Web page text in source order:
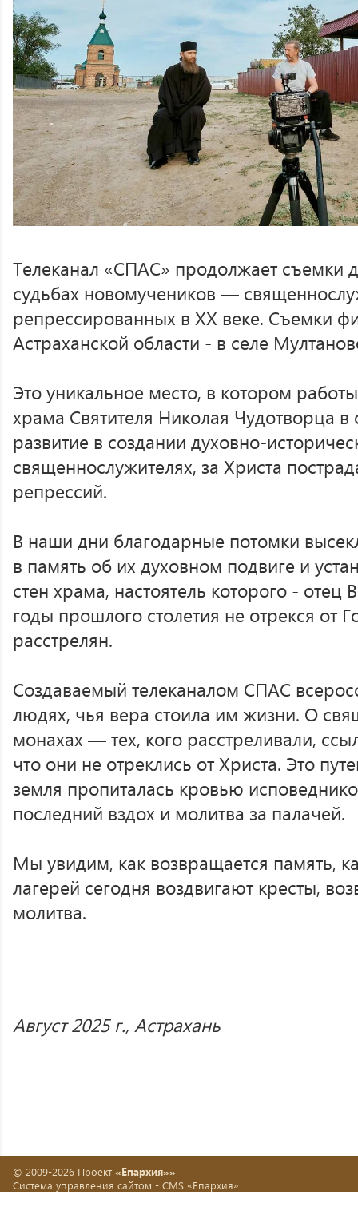
Телеканал «СПАС» продолжает съемки
судьбах новомучеников —
репрессированных в XX веке. Съемки
Астраханской области - в селе
Это уникальное место, в котором
храма Святителя Николая Чудотворца
развитие в создании духовно-
священнослужителях, за Христа
репрессий.
В наши дни благодарные потомки
в память об их духовном подвиге и
стен храма, настоятель которого - отец
годы прошлого столетия не отрекся от
расстрелян.
Создаваемый телеканалом СПАС
людях, чья вера стоила им жизни. О
монахах — тех, кого расстреливали,
что они не отреклись от Христа. Это
земля пропиталась кровью
последний вздох и молитва за палачей.
Мы увидим, как возвращается память,
лагерей сегодня воздвигают кресты,
молитва.
Август 2025 г., Астрахань
© 2009-2026 Проект «Епархия»»
Система управления сайтом - CMS «Епархия»